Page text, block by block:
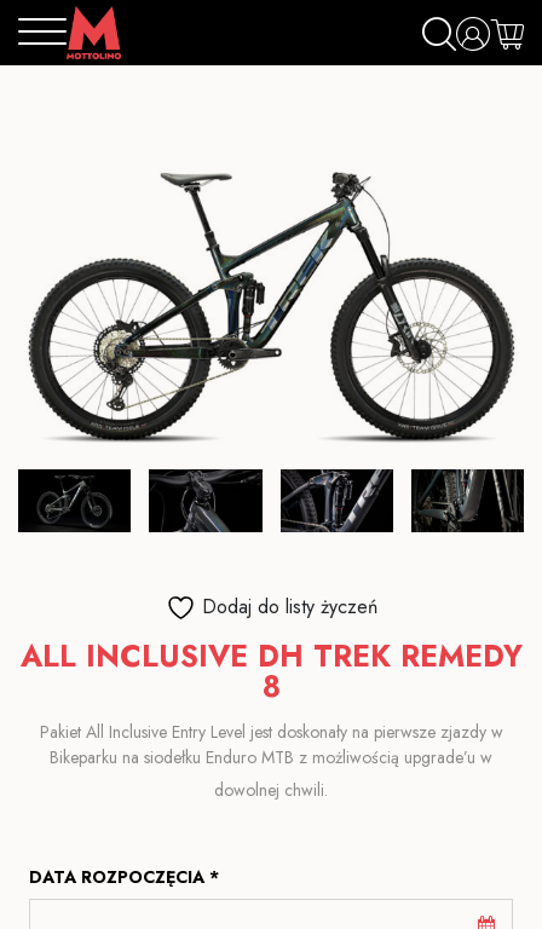
Dodaj do listy życzeń
ALL INCLUSIVE DH TREK REMEDY
8
Pakiet All Inclusive Entry Level jest doskonały na pierwsze zjazdy w
Bikeparku na siodełku Enduro MTB z możliwością upgrade’u w
dowolnej chwili.
DATA ROZPOCZĘCIA *